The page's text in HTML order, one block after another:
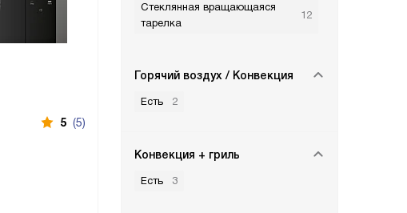
Стеклянная вращающаяся
тарелка
12
Горячий воздух / Конвекция
Есть 2
Конвекция + гриль
Есть 3
5 (5)